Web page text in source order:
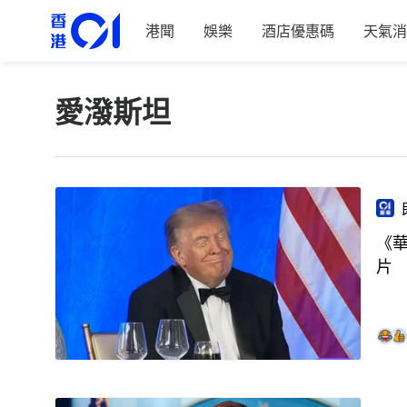
港聞 娛樂 酒店優惠碼 天氣
愛潑斯坦
《
片